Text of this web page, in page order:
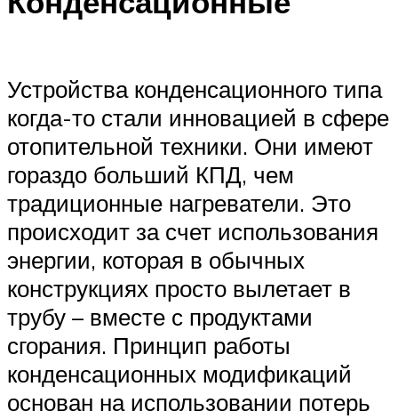
Устройства конденсационного типа
когда-то стали инновацией в сфере
отопительной техники. Они имеют
гораздо больший КПД, чем
традиционные нагреватели. Это
происходит за счет использования
энергии, которая в обычных
конструкциях просто вылетает в
трубу – вместе с продуктами
сгорания. Принцип работы
конденсационных модификаций
основан на использовании потерь